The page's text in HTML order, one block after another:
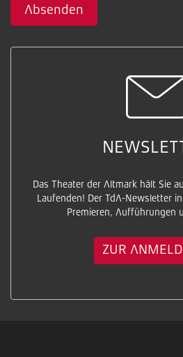
Absenden
Das Theater der Altmark hält Sie
Laufenden! Der TdA-Newsletter
Premieren, Aufführungen
ZUR